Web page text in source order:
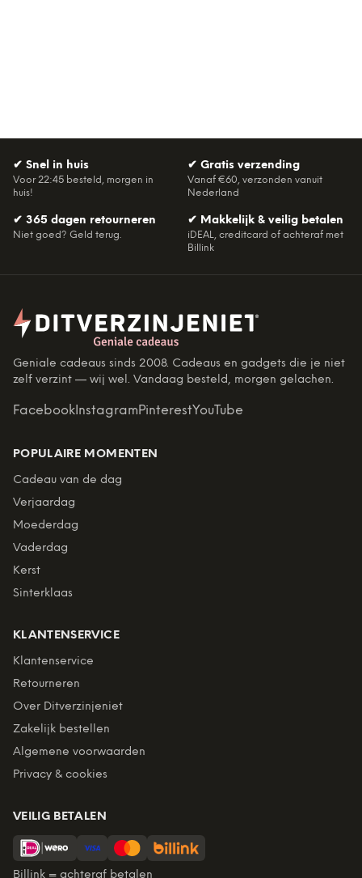
✔ Snel in huis
Voor 22:45 besteld, morgen in
huis!
✔ Gratis verzending
Vanaf €60, verzonden vanuit
Nederland
✔ 365 dagen retourneren
Niet goed? Geld terug.
✔ Makkelijk & veilig betalen
iDEAL, creditcard of achteraf met
Billink
Geniale cadeaus sinds 2008. Cadeaus en gadgets die je niet
zelf verzint — wij wel. Vandaag besteld, morgen gelachen.
Facebook InstagramPinterestYouTube
POPULAIRE MOMENTEN
Cadeau van de dag
Verjaardag
Moederdag
Vaderdag
Kerst
Sinterklaas
KLANTENSERVICE
Klantenservice
Retourneren
Over Ditverzinjeniet
Zakelijk bestellen
Algemene voorwaarden
Privacy & cookies
VEILIG BETALEN
Billink = achteraf betalen